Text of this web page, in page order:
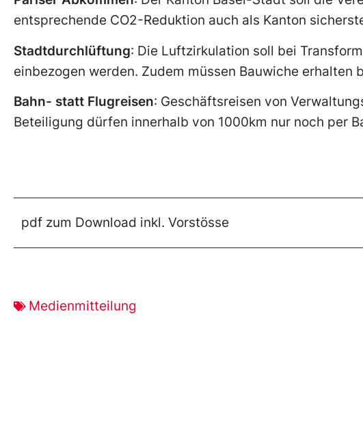
entsprechende CO2-Reduktion auch als Kanton
Stadtdurchlüftung: Die Luftzirkulation soll bei
einbezogen werden. Zudem müssen Bauwiche erhalten
Bahn- statt Flugreisen: Geschäftsreisen von
Beteiligung dürfen innerhalb von 1000km nur noch per
pdf zum Download inkl. Vorstösse
Medienmitteilung